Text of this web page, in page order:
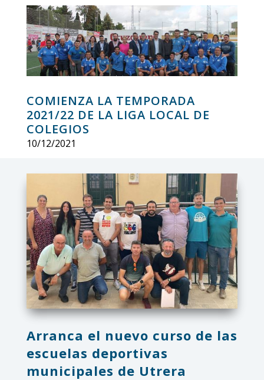
COMIENZA LA TEMPORADA
2021/22 DE LA LIGA LOCAL DE
COLEGIOS
10/12/2021
Arranca el nuevo curso de las
escuelas deportivas
municipales de Utrera